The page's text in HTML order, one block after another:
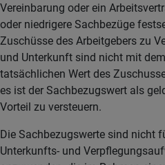
Vereinbarung oder ein
oder niedrigere Sachbezüge
Zuschüsse des Arbeitgebers zu
und Unterkunft sind nicht mit dem
tatsächlichen Wert des
es ist der Sachbezugswert als
Vorteil zu versteuern.
Die Sachbezugswerte sind nicht
Unterkunfts- und